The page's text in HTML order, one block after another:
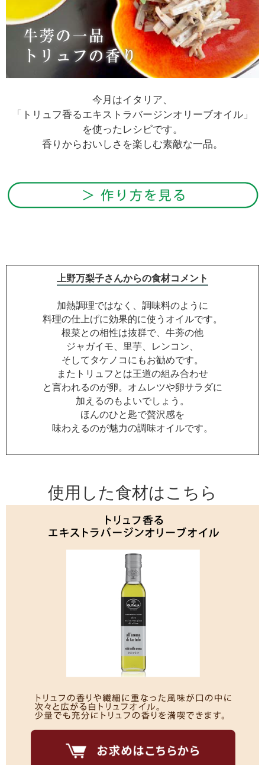
今月はイタリア、
「トリュフ香るエキストラバージンオリーブオイル」
を使ったレシピです。
香りからおいしさを楽しむ素敵な一品。
上野万梨子さんからの食材コメント
加熱調理ではなく、調味料のように
料理の仕上げに効果的に使うオイルです。
根菜との相性は抜群で、牛蒡の他
ジャガイモ、里芋、レンコン、
そしてタケノコにもお勧めです。
またトリュフとは王道の組み合わせ
と言われるのが卵。オムレツや卵サラダに
加えるのもよいでしょう。
ほんのひと匙で贅沢感を
味わえるのが魅力の調味オイルです。
使用した食材はこちら